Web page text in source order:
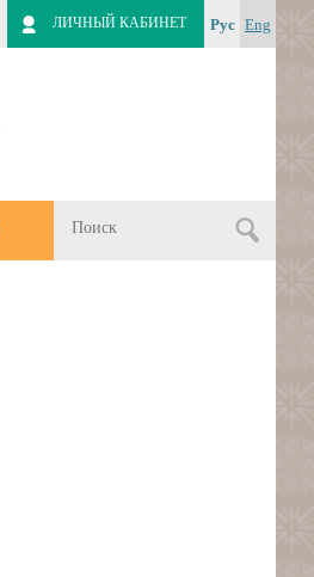
Рус Eng
ЛИЧНЫЙ КАБИНЕТ